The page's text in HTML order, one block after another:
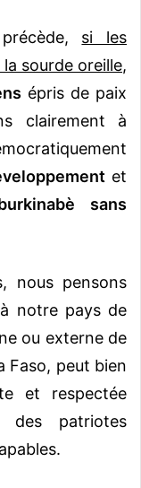
si les
sourde oreille,
épris de paix
clairement à
et
sans
nous pensons
notre pays de
ou externe de
Faso, peut bien
et respectée
des patriotes